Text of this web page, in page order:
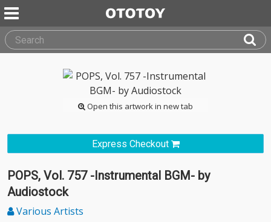
Open this artwork in new tab
Express Checkout
POPS, Vol. 757 -Instrumental BGM- by
Audiostock
Various Artists